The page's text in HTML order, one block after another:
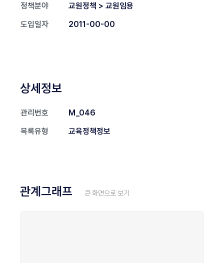
정책분야
교원정책 > 교원임용
도입일자
2011-00-00
상세정보
관리번호
M_046
목록유형
교육정책정보
관계그래프 큰 화면으로 보기